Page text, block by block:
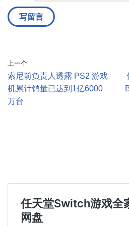
上一个
索尼前负责人透露 PS2 游戏
机累计销量已达到1亿6000
万台